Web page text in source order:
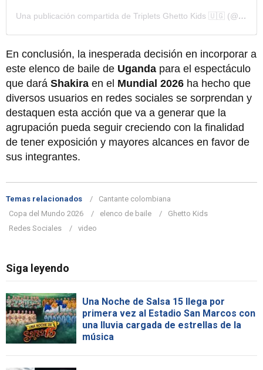
Una publicación compartida de Triplets Ghetto Kids 🇺🇬 (@ghettokids_tfug)
En conclusión, la inesperada decisión en incorporar a
este elenco de baile de Uganda para el espectáculo
que dará Shakira en el Mundial 2026 ha hecho que
diversos usuarios en redes sociales se sorprendan y
destaquen esta acción que va a generar que la
agrupación pueda seguir creciendo con la finalidad
de tener exposición y mayores alcances en favor de
sus integrantes.
Temas relacionados
Cantante colombiana
Copa del Mundo 2026
elenco de baile
Ghetto Kids
Redes Sociales
video
Siga leyendo
Una Noche de Salsa 15 llega por
primera vez al Estadio San Marcos con
una lluvia cargada de estrellas de la
música